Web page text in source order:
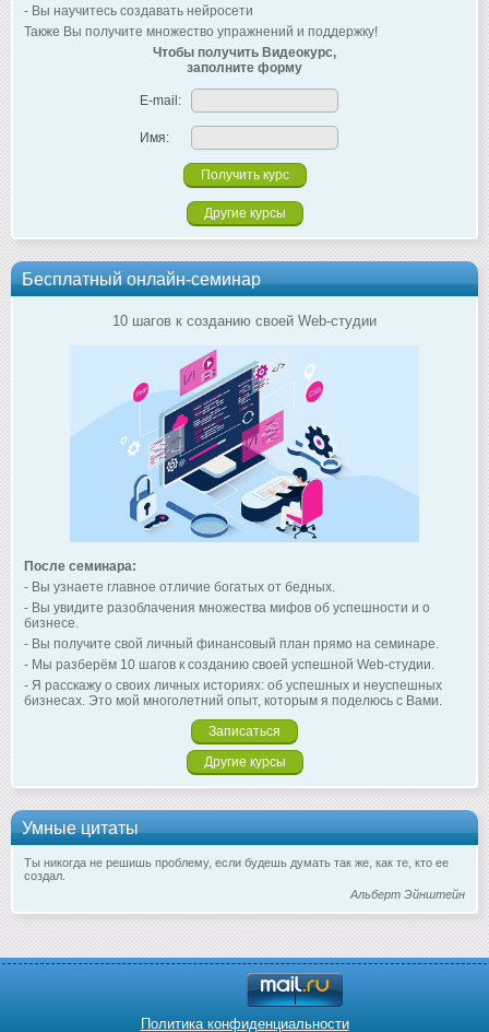
- Вы научитесь создавать нейросети
Также Вы получите множество упражнений и поддержку!
Чтобы получить Видеокурс,
заполните форму
E-mail:
Имя:
Другие курсы
Бесплатный онлайн-семинар
10 шагов к созданию своей Web-студии
После семинара:
- Вы узнаете главное отличие богатых от бедных.
- Вы увидите разоблачения множества мифов об успешности и о
бизнесе.
- Вы получите свой личный финансовый план прямо на семинаре.
- Мы разберём 10 шагов к созданию своей успешной Web-студии.
- Я расскажу о своих личных историях: об успешных и неуспешных
бизнесах. Это мой многолетний опыт, которым я поделюсь с Вами.
Записаться
Другие курсы
Умные цитаты
Ты никогда не решишь проблему, если будешь думать так же, как те, кто ее
создал.
Альберт Эйнштейн
Политика конфиденциальности